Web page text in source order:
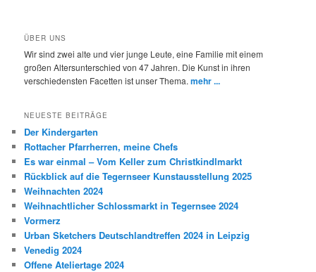
ÜBER UNS
Wir sind zwei alte und vier junge Leute, eine Familie mit einem
großen Altersunterschied von 47 Jahren. Die Kunst in ihren
verschiedensten Facetten ist unser Thema.mehr ...
NEUESTE BEITRÄGE
Der Kindergarten
Rottacher Pfarrherren, meine Chefs
Es war einmal – Vom Keller zum Christkindlmarkt
Rückblick auf die Tegernseer Kunstausstellung 2025
Weihnachten 2024
Weihnachtlicher Schlossmarkt in Tegernsee 2024
Vormerz
Urban Sketchers Deutschlandtreffen 2024 in Leipzig
Venedig 2024
Offene Ateliertage 2024